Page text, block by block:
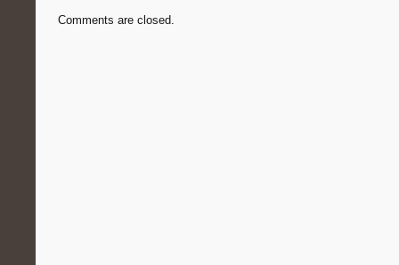
Comments are closed.